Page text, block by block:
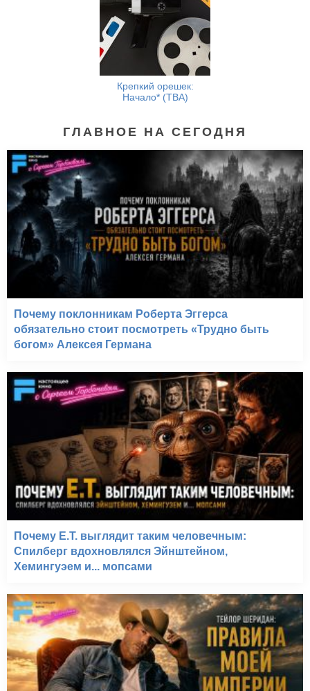
Крепкий орешек:
Начало* (TBA)
ГЛАВНОЕ НА СЕГОДНЯ
Почему поклонникам Роберта Эггерса
обязательно стоит посмотреть «Трудно быть
богом» Алексея Германа
Почему E.T. выглядит таким человечным:
Спилберг вдохновлялся Эйнштейном,
Хемингуэем и... мопсами